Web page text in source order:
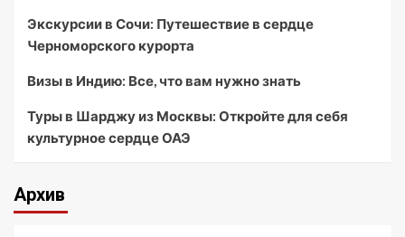
Экскурсии в Сочи: Путешествие в сердце
Черноморского курорта
Визы в Индию: Все, что вам нужно знать
Туры в Шарджу из Москвы: Откройте для себя
культурное сердце ОАЭ
Архив